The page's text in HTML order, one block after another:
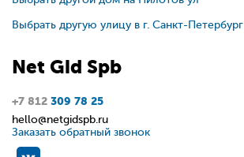
Выбрать другую улицу в г. Санкт-Петербург
Net Gid Spb
+7 812 309 78 25
hello@netgidspb.ru
Заказать обратный звонок